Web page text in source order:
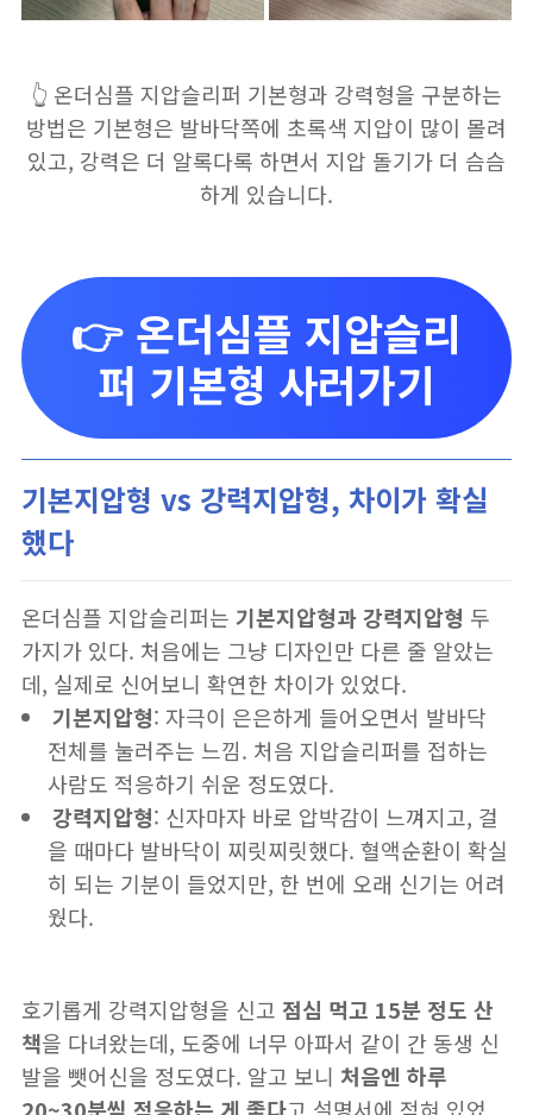
👆 온더심플 지압슬리퍼 기본형과 강력형을 구분하는
방법은 기본형은 발바닥쪽에 초록색 지압이 많이 몰려
있고, 강력은 더 알록다록 하면서 지압 돌기가 더 슴슴
하게 있습니다.
👉 온더심플 지압슬리
퍼 기본형 사러가기
기본지압형 vs 강력지압형, 차이가 확실
했다
온더심플 지압슬리퍼는 기본지압형과 강력지압형 두
가지가 있다. 처음에는 그냥 디자인만 다른 줄 알았는
데, 실제로 신어보니 확연한 차이가 있었다.
기본지압형: 자극이 은은하게 들어오면서 발바닥
전체를 눌러주는 느낌. 처음 지압슬리퍼를 접하는
사람도 적응하기 쉬운 정도였다.
강력지압형: 신자마자 바로 압박감이 느껴지고, 걸
을 때마다 발바닥이 찌릿찌릿했다. 혈액순환이 확실
히 되는 기분이 들었지만, 한 번에 오래 신기는 어려
웠다.
호기롭게 강력지압형을 신고 점심 먹고 15분 정도 산
책을 다녀왔는데, 도중에 너무 아파서 같이 간 동생 신
발을 뺏어신을 정도였다. 알고 보니 처음엔 하루
20~30분씩 적응하는 게 좋다고 설명서에 적혀 있었